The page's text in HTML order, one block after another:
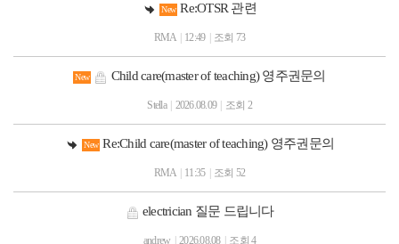
New Re:OTSR 관련
RMA 12:49 조회 73
New Child care(master of teaching) 영주권문의
Stella 2026.08.09 조회 2
New Re:Child care(master of teaching) 영주권문의
RMA 11:35 조회 52
electrician 질문 드립니다
andrew 2026.08.08 조회 4